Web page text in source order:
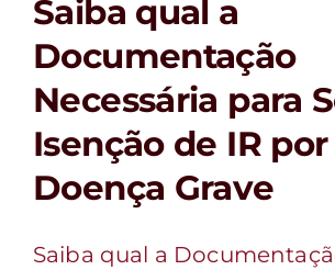
Saiba qual a
Documentação
Necessária para
Isenção de IR por
Doença Grave
Saiba qual a